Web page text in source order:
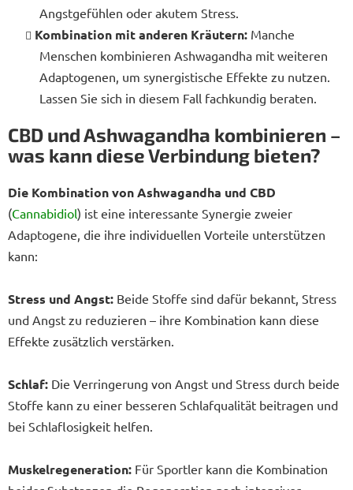
Angstgefühlen oder akutem Stress.
Kombination mit anderen Kräutern: Manche
Menschen kombinieren Ashwagandha mit weiteren
Adaptogenen, um synergistische Effekte zu nutzen.
Lassen Sie sich in diesem Fall fachkundig beraten.
CBD und Ashwagandha kombinieren –
was kann diese Verbindung bieten?
Die Kombination von Ashwagandha und CBD
(Cannabidiol) ist eine interessante Synergie zweier
Adaptogene, die ihre individuellen Vorteile unterstützen
kann:
Stress und Angst: Beide Stoffe sind dafür bekannt, Stress
und Angst zu reduzieren – ihre Kombination kann diese
Effekte zusätzlich verstärken.
Schlaf: Die Verringerung von Angst und Stress durch beide
Stoffe kann zu einer besseren Schlafqualität beitragen und
bei Schlaflosigkeit helfen.
Muskelregeneration: Für Sportler kann die Kombination